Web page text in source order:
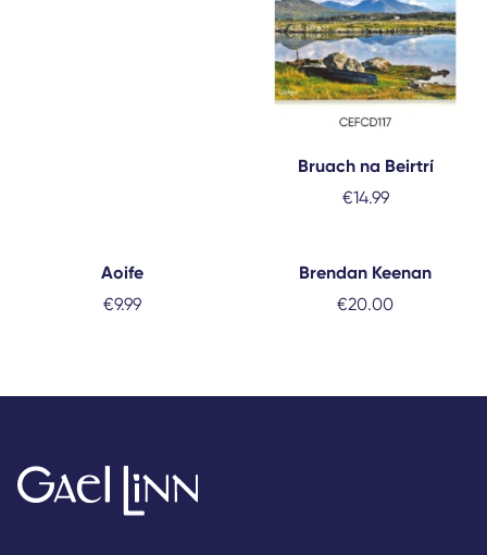
Bruach na Beirtrí
€14.99
Aoife
€9.99
Brendan Keenan
€20.00